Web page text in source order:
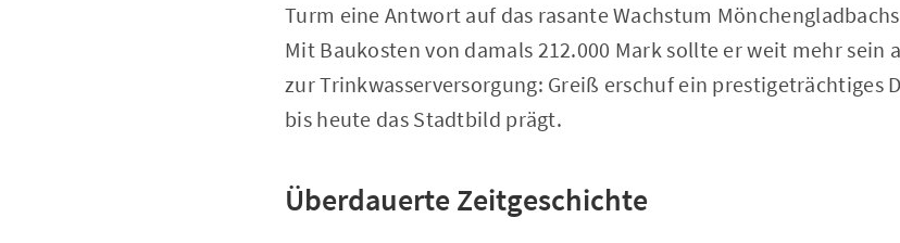
Turm eine Antwort auf das rasante Wachstum
Mit Baukosten von damals 212.000 Mark sollte er weit mehr sein
zur Trinkwasserversorgung: Greiß erschuf ein prestigeträchtiges
bis heute das Stadtbild prägt.
Überdauerte Zeitgeschichte